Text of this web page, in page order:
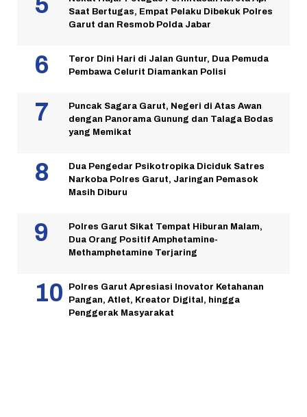
Saat Bertugas, Empat Pelaku Dibekuk Polres
Garut dan Resmob Polda Jabar
Teror Dini Hari di Jalan Guntur, Dua Pemuda
Pembawa Celurit Diamankan Polisi
Puncak Sagara Garut, Negeri di Atas Awan
dengan Panorama Gunung dan Talaga Bodas
yang Memikat
Dua Pengedar Psikotropika Diciduk Satres
Narkoba Polres Garut, Jaringan Pemasok
Masih Diburu
Polres Garut Sikat Tempat Hiburan Malam,
Dua Orang Positif Amphetamine-
Methamphetamine Terjaring
Polres Garut Apresiasi Inovator Ketahanan
Pangan, Atlet, Kreator Digital, hingga
Penggerak Masyarakat